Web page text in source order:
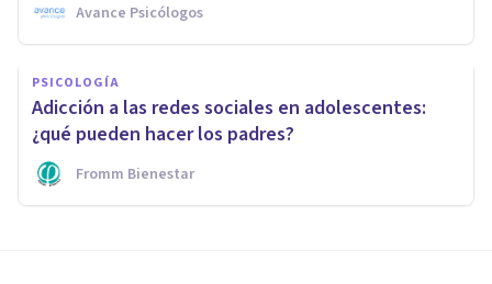
Avance Psicólogos
PSICOLOGÍA
Adicción a las redes sociales en adolescentes:
¿qué pueden hacer los padres?
Fromm Bienestar